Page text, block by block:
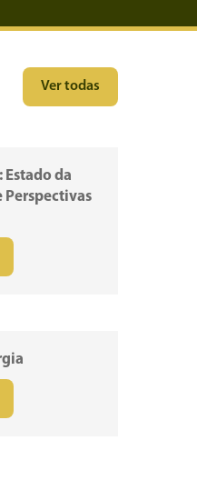
Ver todas
Estado da
Perspectivas